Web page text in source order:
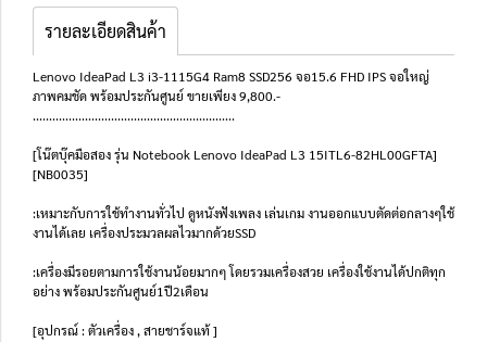
รายละเอียดสินค้า
Lenovo IdeaPad L3 i3-1115G4 Ram8 SSD256 จอ15.6 FHD IPS จอใหญ่
ภาพคมชัด พร้อมประกันศูนย์ ขายเพียง 9,800.-
..............................................................
[โน๊ตบุ๊คมือสอง รุ่น Notebook Lenovo IdeaPad L3 15ITL6-82HL00GFTA]
[NB0035]
:เหมาะกับการใช้ทำงานทั่วไป ดูหนังฟังเพลง เล่นเกม งานออกแบบตัดต่อกลางๆใช้
งานได้เลย เครื่องประมวลผลไวมากด้วยSSD
:เครื่องมีรอยตามการใช้งานน้อยมากๆ โดยรวมเครื่องสวย เครื่องใช้งานได้ปกติทุก
อย่าง พร้อมประกันศูนย์1ปี2เดือน
[อุปกรณ์ : ตัวเครื่อง , สายชาร์จแท้ ]